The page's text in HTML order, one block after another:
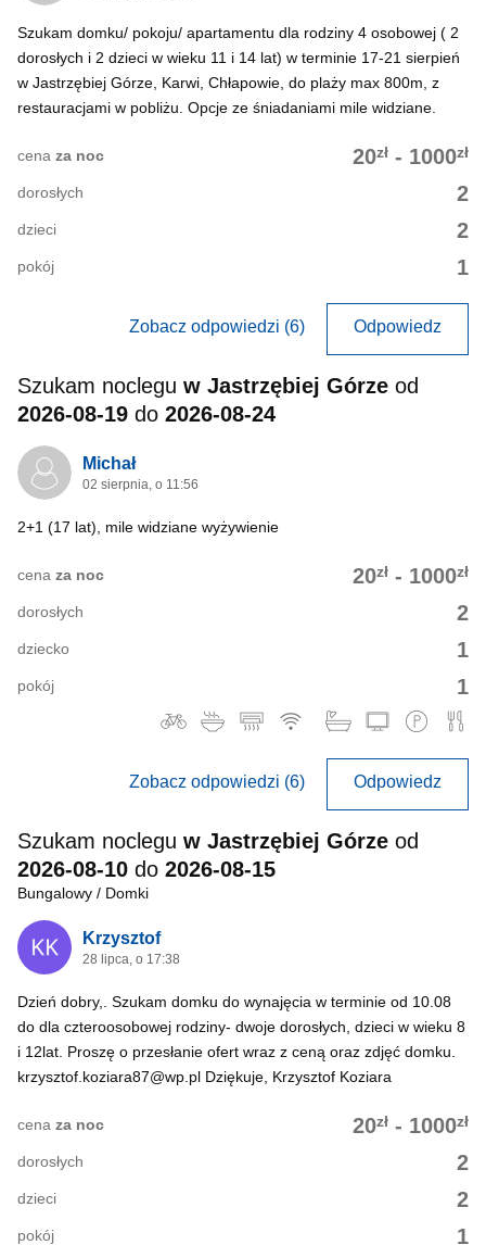
Szukam domku/ pokoju/ apartamentu dla rodziny 4 osobowej ( 2
dorosłych i 2 dzieci w wieku 11 i 14 lat) w terminie 17-21 sierpień
w Jastrzębiej Górze, Karwi, Chłapowie, do plaży max 800m, z
restauracjami w pobliżu. Opcje ze śniadaniami mile widziane.
20zł - 1000zł
cena za noc
2
dorosłych
2
dzieci
1
pokój
Zobacz odpowiedzi (6) Odpowiedz
Szukam noclegu w Jastrzębiej Górze od
2026-08-19 do 2026-08-24
Michał
02 sierpnia, o 11:56
2+1 (17 lat), mile widziane wyżywienie
20zł - 1000zł
cena za noc
2
dorosłych
1
dziecko
1
pokój
Zobacz odpowiedzi (6) Odpowiedz
Szukam noclegu w Jastrzębiej Górze od
2026-08-10 do 2026-08-15
Bungalowy / Domki
Krzysztof
28 lipca, o 17:38
Dzień dobry,. Szukam domku do wynajęcia w terminie od 10.08
do dla czteroosobowej rodziny- dwoje dorosłych, dzieci w wieku 8
i 12lat. Proszę o przesłanie ofert wraz z ceną oraz zdjęć domku.
krzysztof.koziara87@wp.pl Dziękuje, Krzysztof Koziara
20zł - 1000zł
cena za noc
2
dorosłych
2
dzieci
1
pokój